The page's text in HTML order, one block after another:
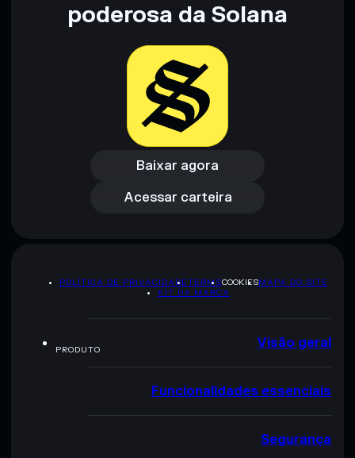
não constitui aconselhamento financeiro. Faz sempre a tua
pesquisa. Dados fornecidos pelo rugcheck.xyz.
poderosa da Solana
Baixar agora
Baixar agora
Acessar carteira
Acessar carteira
POLÍTICA DE PRIVACIDADETERMSCOOKIESMAPA DO SITE
KIT DA MARCA
PRODUTO Visão geral
Funcionalidades essenciais
Segurança